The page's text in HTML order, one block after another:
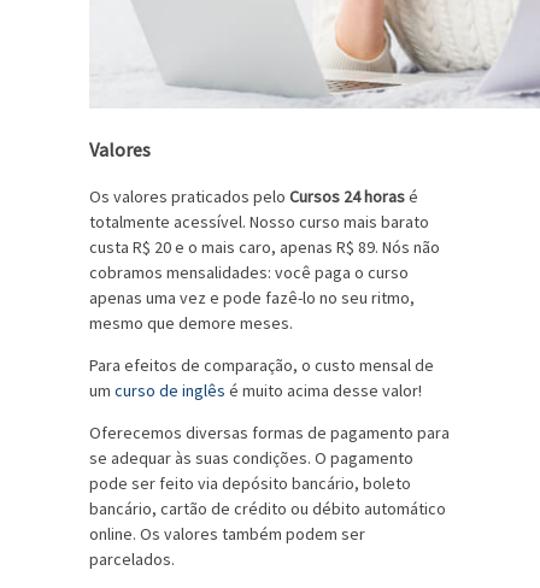
Valores
Os valores praticados pelo Cursos 24 horasé
totalmente acessível. Nosso curso mais barato
custa R$ 20 e o mais caro, apenas R$ 89. Nós não
cobramos mensalidades: você paga o curso
apenas uma vez e pode fazê-lo no seu ritmo,
mesmo que demore meses.
Para efeitos de comparação, o custo mensal de
um curso de inglês é muito acima desse valor!
Oferecemos diversas formas de pagamento para
se adequar às suas condições. O pagamento
pode ser feito via depósito bancário, boleto
bancário, cartão de crédito ou débito automático
online. Os valores também podem ser
parcelados.